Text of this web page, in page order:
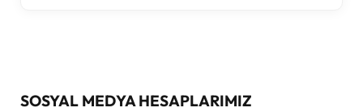
SOSYAL MEDYA HESAPLARIMIZ